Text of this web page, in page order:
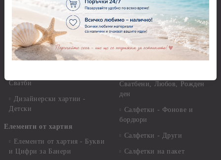
х 29,70 см
Дизайнерски хартии - 15.20
x 30.50 см.
Дизайнерски хартии -
други
Сватби
Дизайнерски хартии -
Детски
Елементи от хартия
Елементи от хартия - Букви
и Цифри за Банери
Салфетки - Пътешествия и
Салфетки - Кухненски
мотиви, плодове и зеленчуци
Сватбени, Любов, Рожден
ден
Салфетки - Фонове и
бордюри
Салфетки - Други
Салфетки на пакет